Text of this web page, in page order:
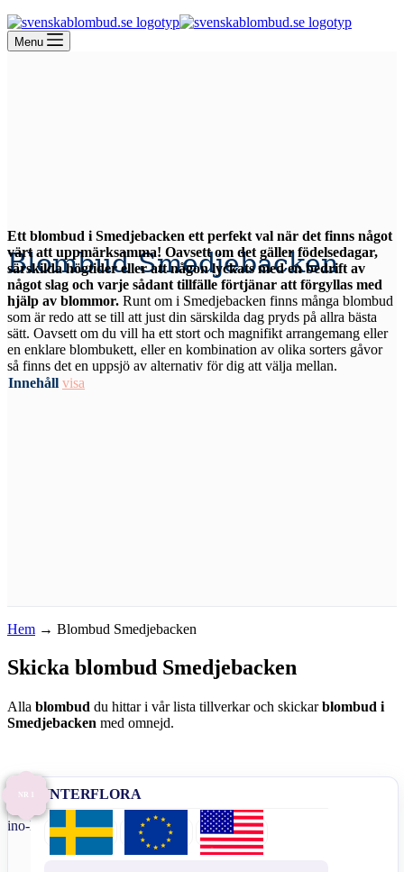
Menu
Blombud Smedjebacken
Ett blombud i Smedjebacken ett perfekt val när det finns något
värt att uppmärksamma! Oavsett om det gäller födelsedagar,
särskilda högtider eller att någon lyckats med en bedrift av
något slag och varje sådant tillfälle förtjänar att förgyllas med
hjälp av blommor.
som är redo att se till att just din särskilda dag pryds på allra bästa
sätt. Oavsett om du vill ha ett stort och magnifikt arrangemang eller
en enklare blombukett, eller en kombination av olika sorters gåvor
så finns det en uppsjö av alternativ för dig att välja mellan.
Innehåll visa
Hem → Blombud Smedjebacken
Skicka blombud Smedjebacken
Alla blombud du hittar i vår lista tillverkar och skickarblombud i
Smedjebacken med omnejd.
NR 1 INTERFLORA